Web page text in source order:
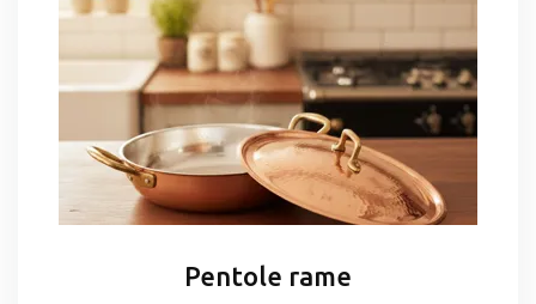
Pentole rame